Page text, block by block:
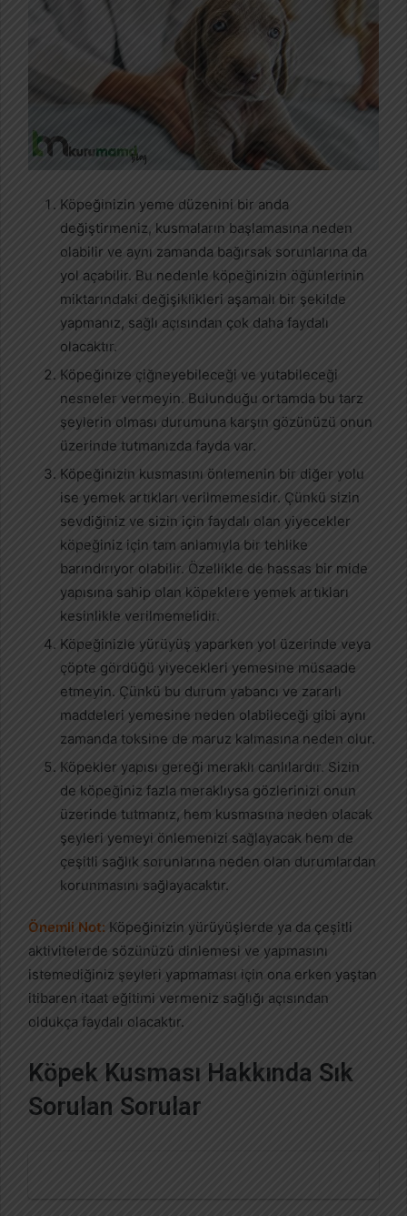
Köpeğinizin yeme düzenini bir anda
değiştirmeniz, kusmaların başlamasına neden
olabilir ve aynı zamanda bağırsak sorunlarına da
yol açabilir. Bu nedenle köpeğinizin öğünlerinin
miktarındaki değişiklikleri aşamalı bir şekilde
yapmanız, sağlı açısından çok daha faydalı
olacaktır.
Köpeğinize çiğneyebileceği ve yutabileceği
nesneler vermeyin. Bulunduğu ortamda bu tarz
şeylerin olması durumuna karşın gözünüzü onun
üzerinde tutmanızda fayda var.
Köpeğinizin kusmasını önlemenin bir diğer yolu
ise yemek artıkları verilmemesidir. Çünkü sizin
sevdiğiniz ve sizin için faydalı olan yiyecekler
köpeğiniz için tam anlamıyla bir tehlike
barındırıyor olabilir. Özellikle de hassas bir mide
yapısına sahip olan köpeklere yemek artıkları
kesinlikle verilmemelidir.
Köpeğinizle yürüyüş yaparken yol üzerinde veya
çöpte gördüğü yiyecekleri yemesine müsaade
etmeyin. Çünkü bu durum yabancı ve zararlı
maddeleri yemesine neden olabileceği gibi aynı
zamanda toksine de maruz kalmasına neden olur.
Köpekler yapısı gereği meraklı canlılardır. Sizin
de köpeğiniz fazla meraklıysa gözlerinizi onun
üzerinde tutmanız, hem kusmasına neden olacak
şeyleri yemeyi önlemenizi sağlayacak hem de
çeşitli sağlık sorunlarına neden olan durumlardan
korunmasını sağlayacaktır.
Önemli Not: Köpeğinizin yürüyüşlerde ya da çeşitli
aktivitelerde sözünüzü dinlemesi ve yapmasını
istemediğiniz şeyleri yapmaması için ona erken yaştan
itibaren itaat eğitimi vermeniz sağlığı açısından
oldukça faydalı olacaktır.
Köpek Kusması Hakkında Sık
Sorulan Sorular